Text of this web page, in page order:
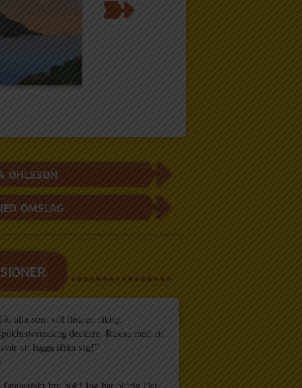
OHLSSON
OMSLAG
alla som vill läsa en riktigt
deckare. Räkna med att
att lägga ifrån sig!”